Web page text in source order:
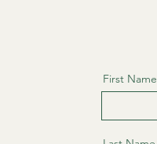
First Name